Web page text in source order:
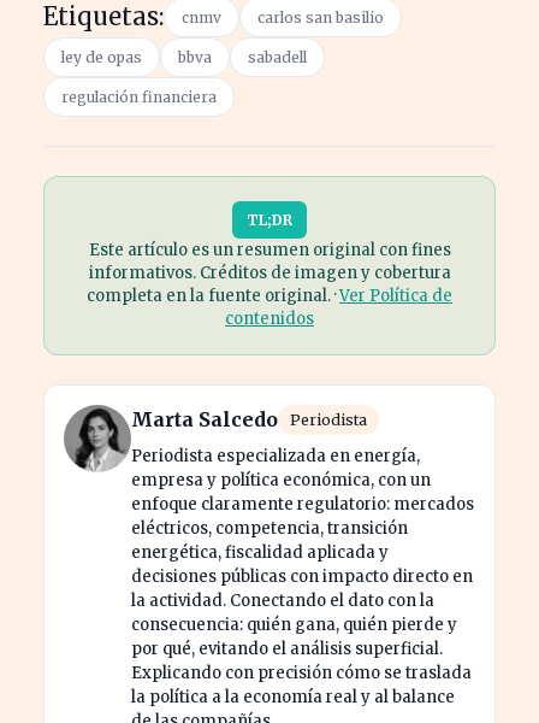
Etiquetas: cnmv carlos san basilio
ley de opas bbva sabadell
regulación financiera
TL;DR
Este artículo es un resumen original con fines
informativos. Créditos de imagen y cobertura
completa en la fuente original. ·Ver Política de
contenidos
Marta Salcedo Periodista
Periodista especializada en energía,
empresa y política económica, con un
enfoque claramente regulatorio: mercados
eléctricos, competencia, transición
energética, fiscalidad aplicada y
decisiones públicas con impacto directo en
la actividad. Conectando el dato con la
consecuencia: quién gana, quién pierde y
por qué, evitando el análisis superficial.
Explicando con precisión cómo se traslada
la política a la economía real y al balance